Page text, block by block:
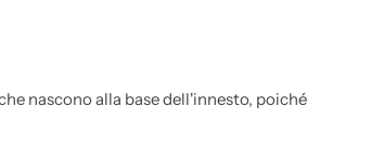
nascono alla base dell'innesto, poiché